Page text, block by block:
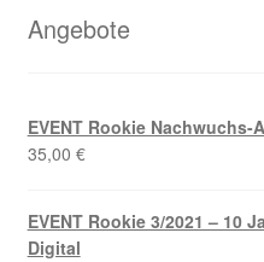
Angebote
EVENT Rookie Nachwuchs-
35,00 €
EVENT Rookie 3/2021 – 10
Digital